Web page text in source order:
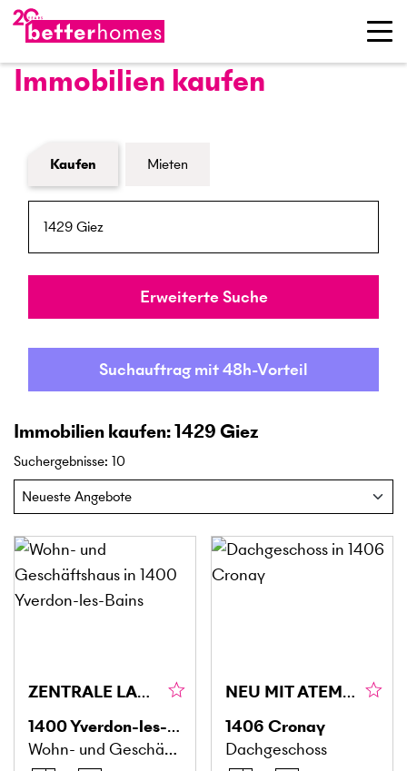
Immobilien kaufen
Formular Immobiliensuche
Kaufen Mieten
PLZ / Ort
Umkreis
Erweiterte Suche
Suchauftrag mit 48h-Vorteil
Immobilien kaufen: 1429 Giez
Suchergebnisse: 10
ZENTRALE LAGE UND STABILES RENDEMENT
1400Yverdon-les-Bains
Wohn- und Geschäftshaus
NEU MIT ATEMBERAUBENDER AUSSICHT
1406 Cronay
Dachgeschoss